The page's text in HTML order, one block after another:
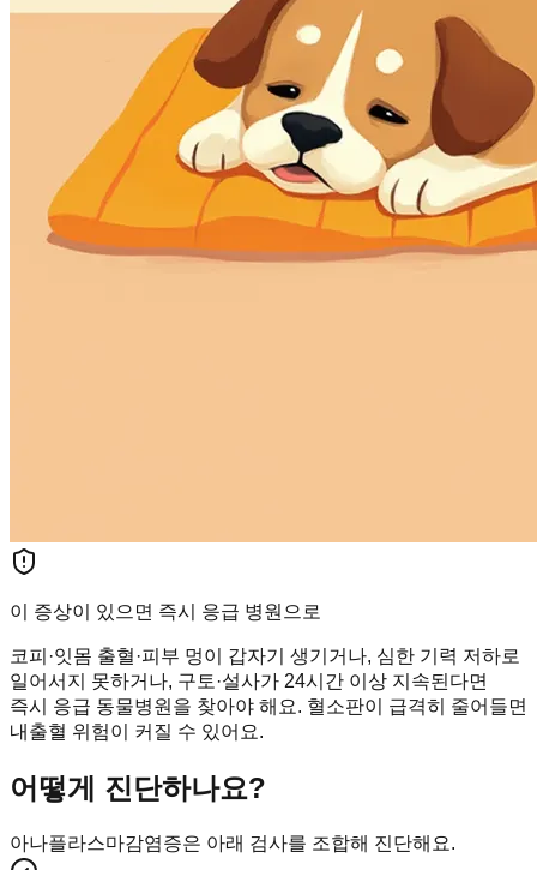
이 증상이 있으면 즉시 응급 병원으로
코피·잇몸 출혈·피부 멍이 갑자기 생기거나, 심한 기력 저하로
일어서지 못하거나, 구토·설사가 24시간 이상 지속된다면
즉시 응급 동물병원을 찾아야 해요. 혈소판이 급격히 줄어들면
내출혈 위험이 커질 수 있어요.
어떻게 진단하나요?
아나플라스마감염증은 아래 검사를 조합해 진단해요.